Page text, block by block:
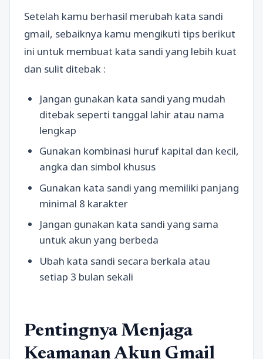
Setelah kamu berhasil merubah kata sandi
gmail, sebaiknya kamu mengikuti tips berikut
ini untuk membuat kata sandi yang lebih kuat
dan sulit ditebak :
Jangan gunakan kata sandi yang mudah
ditebak seperti tanggal lahir atau nama
lengkap
Gunakan kombinasi huruf kapital dan kecil,
angka dan simbol khusus
Gunakan kata sandi yang memiliki panjang
minimal 8 karakter
Jangan gunakan kata sandi yang sama
untuk akun yang berbeda
Ubah kata sandi secara berkala atau
setiap 3 bulan sekali
Pentingnya Menjaga
Keamanan Akun Gmail